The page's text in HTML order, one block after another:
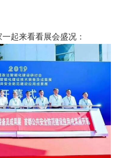
来看看展会盛况：